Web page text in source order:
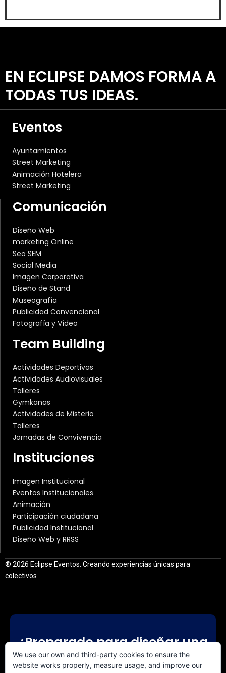
EN ECLIPSE DAMOS FORMA A
TODAS TUS IDEAS.
Eventos
Ayuntamientos
Street Marketing
Animación Hotelera
Street Marketing
Comunicación
Diseño Web
marketing Online
Seo SEM
Social Media
Imagen Corporativa
Diseño de Stand
Museografía
Publicidad Convencional
Fotografía y Vídeo
Team Building
Actividades Deportivas
Actividades Audiovisuales
Talleres
Gymkanas
Actividades de Misterio
Talleres
Jornadas de Convivencia
Instituciones
Imagen Institucional
Eventos Institucionales
Animación
Participación ciudadana
Publicidad Institucional
Diseño Web y RRSS
® 2026 Eclipse Eventos. Creando experiencias únicas para
colectivos
¿Preparado para diseñar una
experiencia a medida?
We use our own and third-party cookies to ensure the
website works properly, measure usage, and improve our